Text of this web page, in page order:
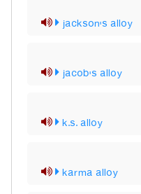
jackson's alloy
jacob's alloy
k.s. alloy
karma alloy